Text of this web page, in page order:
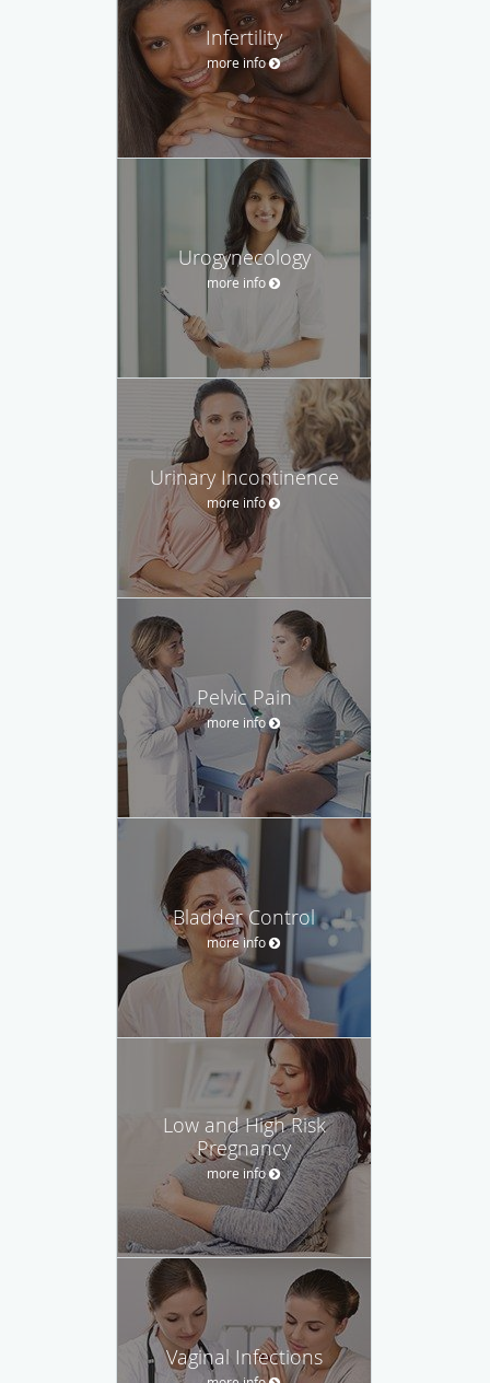
Infertility
more info
Urogynecology
more info
Urinary Incontinence
more info
Pelvic Pain
more info
Bladder Control
more info
Low and High Risk
Pregnancy
more info
Vaginal Infections